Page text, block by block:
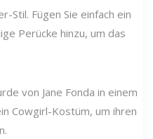
Stil. Fügen Sie einfach ein
Perücke hinzu, um das
von Jane Fonda in einem
Cowgirl-Kostüm, um ihren